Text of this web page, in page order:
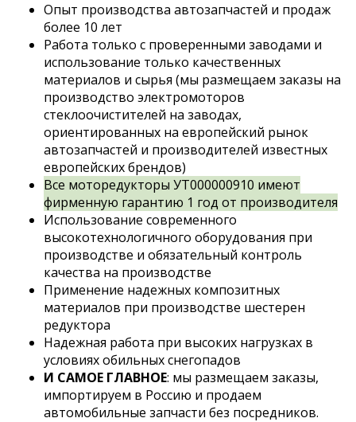
Опыт производства автозапчастей и продаж
более 10 лет
Работа только с проверенными заводами и
использование только качественных
материалов и сырья (мы размещаем заказы на
производство электромоторов
стеклоочистителей на заводах,
ориентированных на европейский рынок
автозапчастей и производителей известных
европейских брендов)
Все моторедукторы УТ000000910 имеют
фирменную гарантию 1 год от производителя
Использование современного
высокотехнологичного оборудования при
производстве и обязательный контроль
качества на производстве
Применение надежных композитных
материалов при производстве шестерен
редуктора
Надежная работа при высоких нагрузках в
условиях обильных снегопадов
И САМОЕ ГЛАВНОЕ: мы размещаем заказы,
импортируем в Россию и продаем
автомобильные запчасти без посредников.